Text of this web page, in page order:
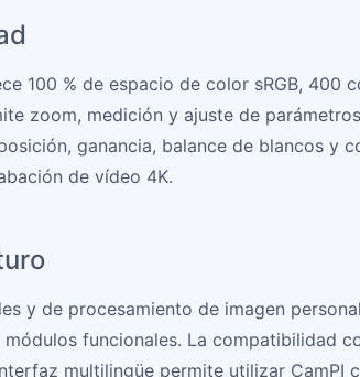
100 % de espacio de color sRGB, 400
zoom, medición y ajuste de
ganancia, balance de blancos y
de vídeo 4K.
y de procesamiento de imagen
funcionales. La compatibilidad
multilingüe permite utilizar CamPI